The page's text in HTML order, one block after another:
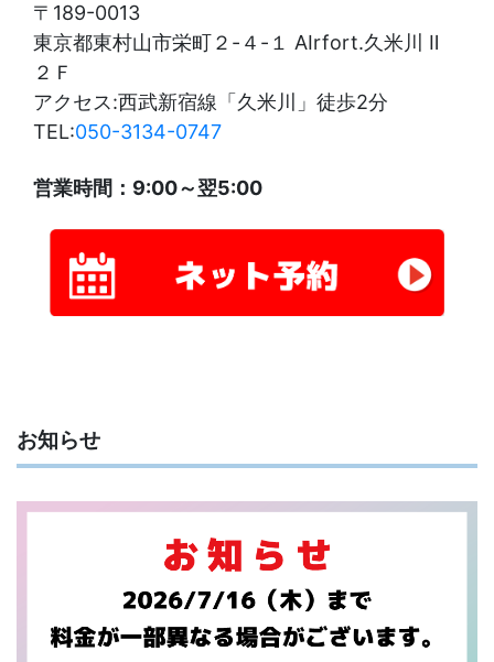
〒189-0013
東京都東村山市栄町２-４-１ AIrfort.久米川 Ⅱ
２Ｆ
アクセス:西武新宿線「久米川」徒歩2分
TEL:050-3134-0747
営業時間：9:00～翌5:00
お知らせ